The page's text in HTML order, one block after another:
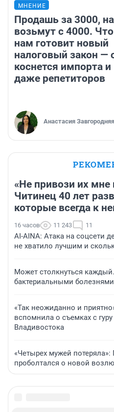
МНЕНИЕ
Продашь за 3000,
возьмут с 4000. Что
нам готовит новый
налоговый закон —
коснется импорта и
даже репетиторов
Анастасия Завгородняя
«Не привози их мне
Читинец 40 лет
которые всегда к
16 часов 11 243 11
AI-AINA: Атака на соцсети
не хватило лучшим и
Может столкнуться
бактериальными
«Так неожиданно и
вспомнила о съемках с
Владивостока
«Четырех мужей
проболтался о новой